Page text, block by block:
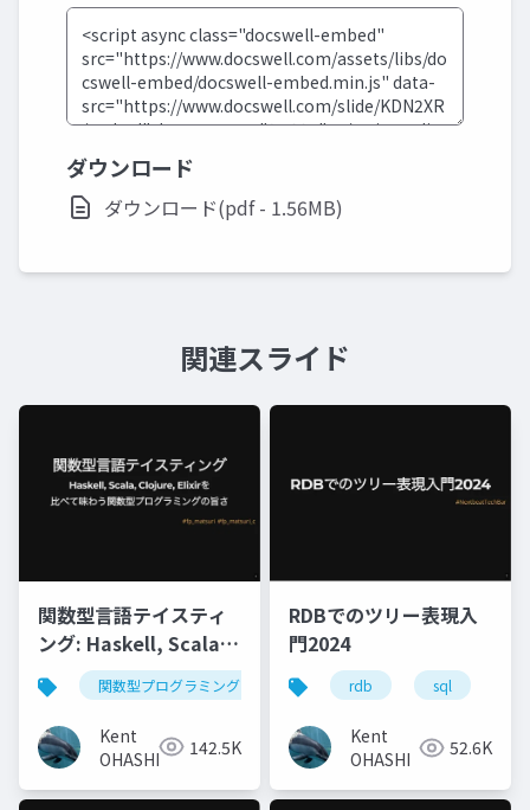
ダウンロード
ダウンロード(pdf - 1.56MB)
関連スライド
関数型言語テイスティ
ング: Haskell, Scala,
Clojure, Elixirを比べ
て味わう関数型プログ
ラミングの旨さ
関数型プログラミング haskell scala
Kent
OHASHI
142.5K
RDBでのツリー表現入
門2024
rdb sql
Kent
OHASHI
52.6K